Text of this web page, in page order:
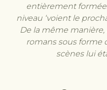
entièrement
niveau ‘voient le
De la même
romans sous forme
scènes lui